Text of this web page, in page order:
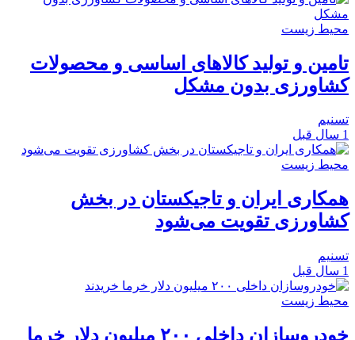
محیط زیست
تامین و تولید کالاهای اساسی و محصولات
کشاورزی بدون مشکل
تسنیم
1 سال قبل
محیط زیست
همکاری ایران و تاجیکستان در بخش
کشاورزی تقویت می‌شود
تسنیم
1 سال قبل
محیط زیست
خودروسازان داخلی ۲۰۰ میلیون دلار خرما